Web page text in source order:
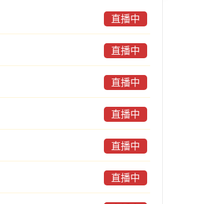
直播中
直播中
直播中
直播中
直播中
直播中